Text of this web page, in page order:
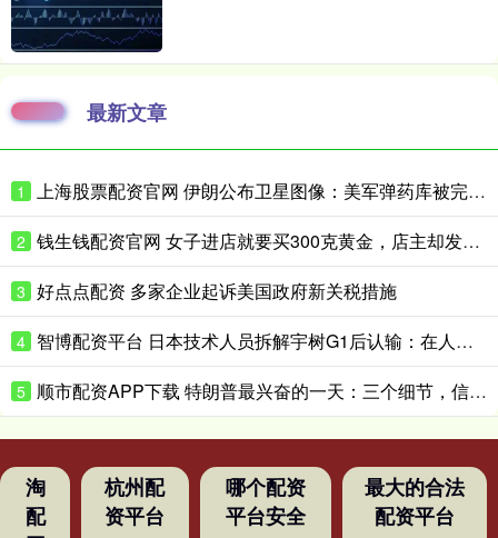
最新文章
1 上海股票配资官网 伊朗公布卫星图像：美军弹药库被完全摧毁
2 钱生钱配资官网 女子进店就要买300克黄金，店主却发现一个反常细节
3 好点点配资 多家企业起诉美国政府新关税措施
4 智博配资平台 日本技术人员拆解宇树G1后认输：在人形机器人领域，日本想在短时间内缩小与中国的差距“恐怕并不现实”
5 顺市配资APP下载 特朗普最兴奋的一天：三个细节，信息量很大
淘
配
杭州配
资平台
哪个配资
平台安全
最大的合法
配资平台